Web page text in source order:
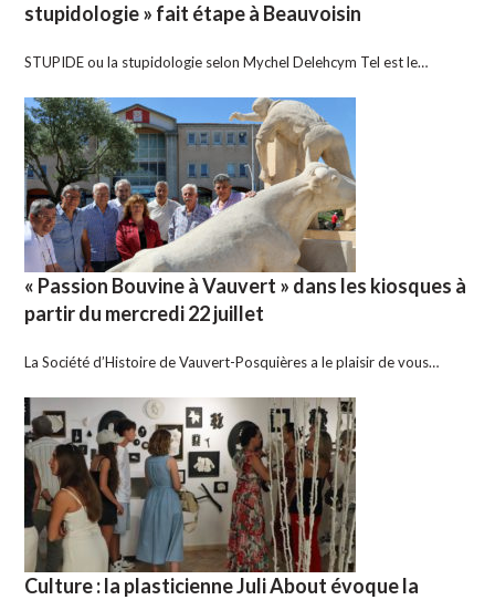
stupidologie » fait étape à Beauvoisin
STUPIDE ou la stupidologie selon Mychel Delehcym Tel est le…
« Passion Bouvine à Vauvert » dans les kiosques à
partir du mercredi 22 juillet
La Société d’Histoire de Vauvert-Posquières a le plaisir de vous…
Culture : la plasticienne Juli About évoque la